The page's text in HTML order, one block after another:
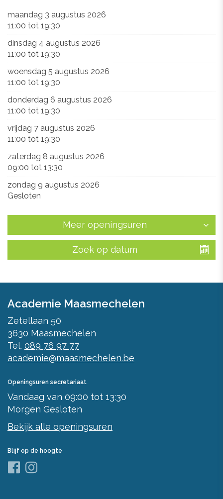
maandag 3 augustus 2026
11:00 tot 19:30
dinsdag 4 augustus 2026
11:00 tot 19:30
woensdag 5 augustus 2026
11:00 tot 19:30
donderdag 6 augustus 2026
11:00 tot 19:30
vrijdag 7 augustus 2026
11:00 tot 19:30
zaterdag 8 augustus 2026
09:00 tot 13:30
zondag 9 augustus 2026
Gesloten
Meer openingsuren
Zoek op datum
Academie Maasmechelen
Zetellaan 50
3630 Maasmechelen
Tel. 089 76 97 77
academie@maasmechelen.be
Openingsuren secretariaat
Vandaag van 09:00 tot 13:30
Morgen Gesloten
Bekijk alle openingsuren
Blijf op de hoogte
Facebook
Instagram